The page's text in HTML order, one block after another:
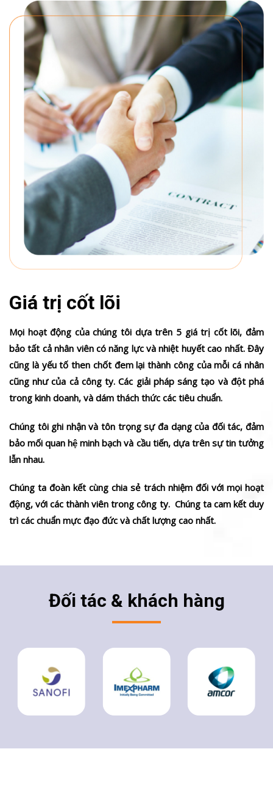
Giá trị cốt lõi
Mọi hoạt động của chúng tôi dựa trên 5 giá trị cốt lõi, đảm
bảo tất cả nhân viên có năng lực và nhiệt huyết cao nhất. Đây
cũng là yếu tố then chốt đem lại thành công của mỗi cá nhân
cũng như của cả công ty. Các giải pháp sáng tạo và đột phá
trong kinh doanh, và dám thách thức các tiêu chuẩn.
Chúng tôi ghi nhận và tôn trọng sự đa dạng của đối tác, đảm
bảo mối quan hệ minh bạch và cầu tiến, dựa trên sự tin tưởng
lẫn nhau.
Chúng ta đoàn kết cùng chia sẻ trách nhiệm đối với mọi hoạt
động, với các thành viên trong công ty. Chúng ta cam kết duy
trì các chuẩn mực đạo đức và chất lượng cao nhất.
Đối tác & khách hàng